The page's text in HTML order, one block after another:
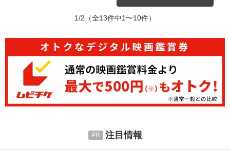
1/2 （全13件中1〜10件）
注目情報